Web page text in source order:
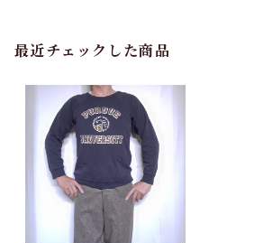
最近チェックした商品